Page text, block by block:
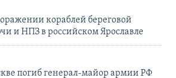
кораблей береговой
и НПЗ в российском Ярославле
погиб генерал-майор армии РФ